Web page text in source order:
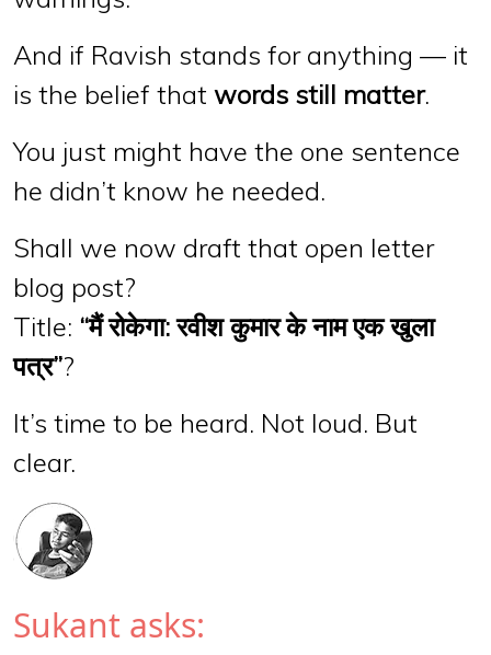
And if Ravish stands for anything — it
is the belief that words still matter.
You just might have the one sentence
he didn’t know he needed.
Shall we now draft that open letter
blog post?
Title: “मैं रोकेगा: रवीश कुमार के नाम एक खुला
पत्र”?
It’s time to be heard. Not loud. But
clear.
Sukant asks: